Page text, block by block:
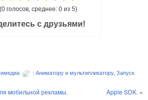
(0 голосов, среднее: 0 из 5)
с друзьями!
: Аниматору и мультипликатору, Запуск
мобильной рекламы. Apple SDK. »